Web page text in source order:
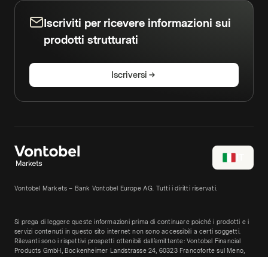
Iscriviti per ricevere informazioni sui
prodotti strutturati
Iscriversi
Vontobel Markets – Bank Vontobel Europe AG. Tutti i diritti riservati.
Si prega di leggere queste informazioni prima di continuare poiché i prodotti e i
servizi contenuti in questo sito internet non sono accessibili a certi soggetti.
Rilevanti sono i rispettivi prospetti ottenibili dall’emittente: Vontobel Financial
Products GmbH, Bockenheimer Landstrasse 24, 60323 Francoforte sul Meno,